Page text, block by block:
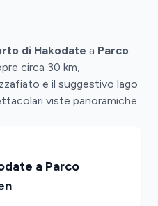
di Hakodate a Parco
circa 30 km,
e il suggestivo lago
viste panoramiche.
a Parco